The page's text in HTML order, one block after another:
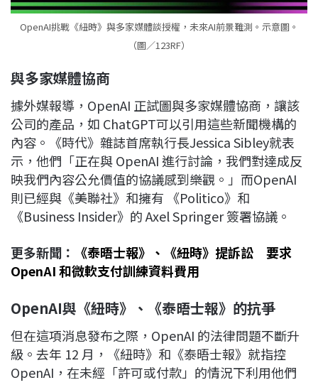
OpenAI挑戰《紐時》與多家媒體談授權，未來AI前景難測。示意圖。
（圖／123RF）
與多家媒體協商
據外媒報導，OpenAI 正試圖與多家媒體協商，讓該
公司的產品，如 ChatGPT可以引用這些新聞機構的
內容。《時代》雜誌首席執行長Jessica Sibley就表
示，他們「正在與 OpenAI 進行討論，我們對達成反
映我們內容公允價值的協議感到樂觀。」而OpenAI
則已經與《美聯社》和擁有 《Politico》和
《Business Insider》的 Axel Springer 簽署協議。
更多新聞：
《泰晤士報》、《紐時》提訴訟 要求
OpenAI 和微軟支付訓練資料費用
OpenAI與《紐時》、《泰晤士報》的抗爭
但在這項消息發布之際，OpenAI 的法律問題不斷升
級。去年 12 月，《紐時》和《泰晤士報》就指控
OpenAI，在未經「許可或付款」的情況下利用他們